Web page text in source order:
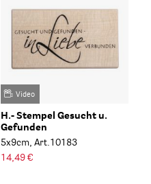
Video
H.- Stempel Gesucht u.
Gefunden
5x9cm, Art.10183
14,49 €